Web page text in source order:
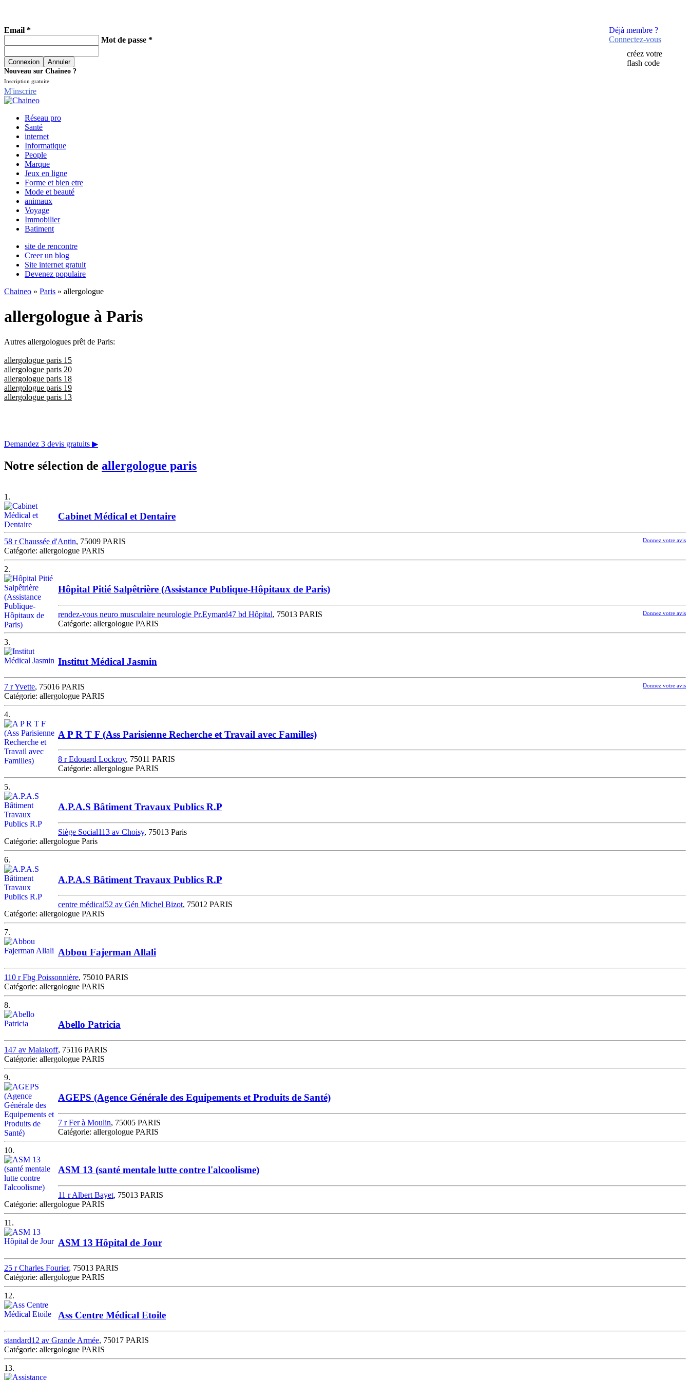
Déjà membre ?
Connectez-vous
créez votre
flash code
Email *
Mot de passe *
Nouveau sur Chaineo ?
Inscription gratuite
M'inscrire
Réseau pro
Santé
internet
Informatique
People
Marque
Jeux en ligne
Forme et bien etre
Mode et beauté
animaux
Voyage
Immobilier
Batiment
site de rencontre
Creer un blog
Site internet gratuit
Devenez populaire
Chaineo » Paris » allergologue
allergologue à Paris
Autres allergologues prêt de Paris:
allergologue paris 15
allergologue paris 20
allergologue paris 18
allergologue paris 19
allergologue paris 13
Demandez 3 devis gratuits ▶
Notre sélection de allergologue paris
1.
Cabinet Médical et Dentaire
Donnez votre avis
58 r Chaussée d'Antin, 75009 PARIS
Catégorie: allergologue PARIS
2.
Hôpital Pitié Salpêtrière (Assistance Publique-Hôpitaux de Paris)
Donnez votre avis
rendez-vous neuro musculaire neurologie Pr.Eymard47 bd Hôpital, 75013 PARIS
Catégorie: allergologue PARIS
3.
Institut Médical Jasmin
Donnez votre avis
7 r Yvette, 75016 PARIS
Catégorie: allergologue PARIS
4.
A P R T F (Ass Parisienne Recherche et Travail avec Familles)
8 r Edouard Lockroy, 75011 PARIS
Catégorie: allergologue PARIS
5.
A.P.A.S Bâtiment Travaux Publics R.P
Siège Social113 av Choisy, 75013 Paris
Catégorie: allergologue Paris
6.
A.P.A.S Bâtiment Travaux Publics R.P
centre médical52 av Gén Michel Bizot, 75012 PARIS
Catégorie: allergologue PARIS
7.
Abbou Fajerman Allali
110 r Fbg Poissonnière, 75010 PARIS
Catégorie: allergologue PARIS
8.
Abello Patricia
147 av Malakoff, 75116 PARIS
Catégorie: allergologue PARIS
9.
AGEPS (Agence Générale des Equipements et Produits de Santé)
7 r Fer à Moulin, 75005 PARIS
Catégorie: allergologue PARIS
10.
ASM 13 (santé mentale lutte contre l'alcoolisme)
11 r Albert Bayet, 75013 PARIS
Catégorie: allergologue PARIS
11.
ASM 13 Hôpital de Jour
25 r Charles Fourier, 75013 PARIS
Catégorie: allergologue PARIS
12.
Ass Centre Médical Etoile
standard12 av Grande Armée, 75017 PARIS
Catégorie: allergologue PARIS
13.